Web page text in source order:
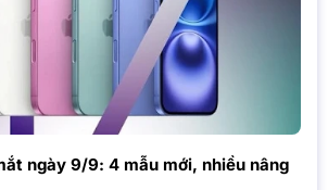
ngày 9/9: 4 mẫu mới, nhiều nâng